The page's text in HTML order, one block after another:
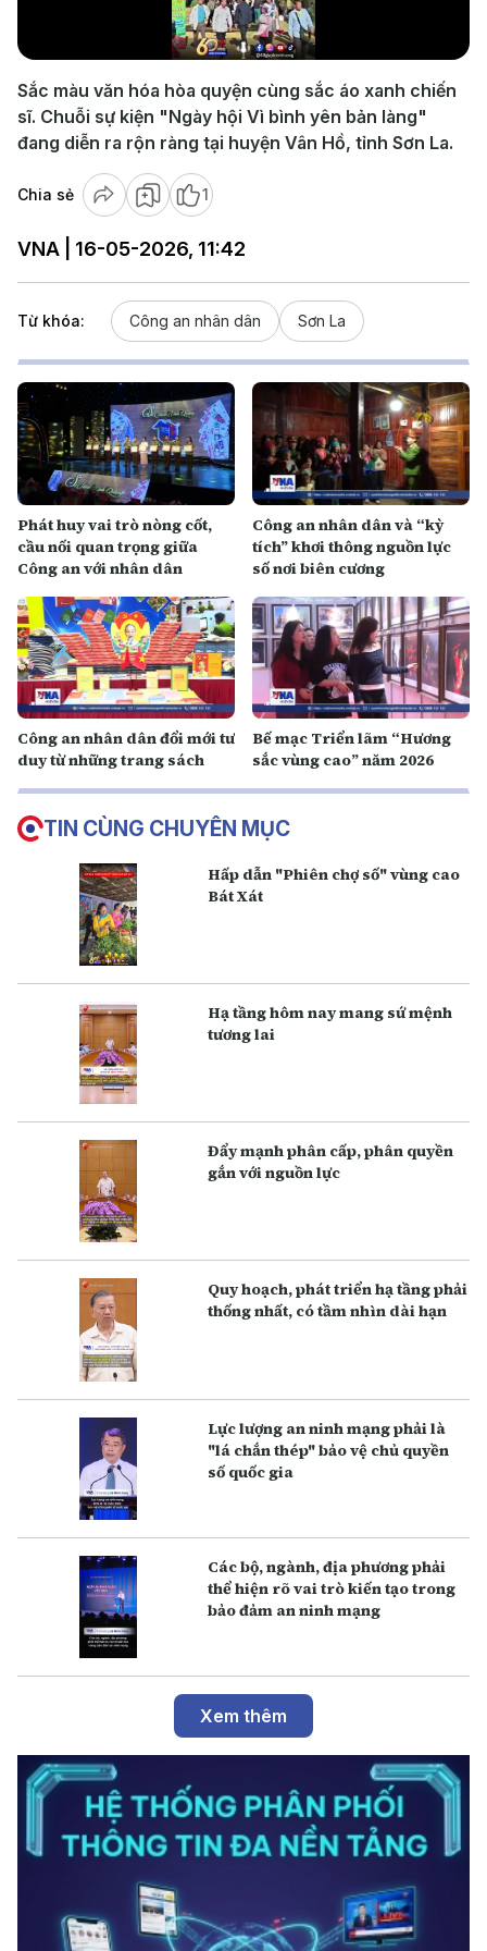
Video
Sắc màu văn hóa hòa quyện cùng sắc áo xanh chiến
sĩ. Chuỗi sự kiện "Ngày hội Vì bình yên bản làng"
đang diễn ra rộn ràng tại huyện Vân Hồ, tỉnh Sơn La.
Chia sẻ 1
VNA | 16-05-2026, 11:42
Từ khóa: Công an nhân dân Sơn La
Phát huy vai trò nòng cốt,
cầu nối quan trọng giữa
Công an với nhân dân
Công an nhân dân và “kỳ
tích” khơi thông nguồn lực
số nơi biên cương
Công an nhân dân đổi mới tư
duy từ những trang sách
Bế mạc Triển lãm “Hương
sắc vùng cao” năm 2026
TIN CÙNG CHUYÊN MỤC
Hấp dẫn "Phiên chợ số" vùng cao
Bát Xát
Hạ tầng hôm nay mang sứ mệnh
tương lai
Đẩy mạnh phân cấp, phân quyền
gắn với nguồn lực
Q uy hoạch, phát triển hạ tầng phải
thống nhất, có tầm nhìn dài hạn
Lực lượng an ninh mạng phải là
"lá chắn thép" bảo vệ chủ quyền
số quốc gia
Các bộ, ngành, địa phương phải
thể hiện rõ vai trò kiến tạo trong
bảo đảm an ninh mạng
Xem thêm